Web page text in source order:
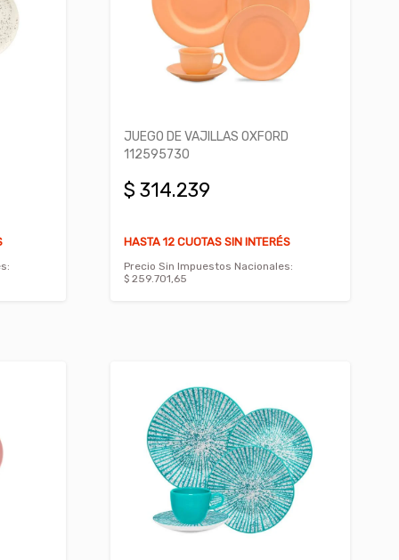
JUEGO DE VAJILLAS OXFORD
112595730
$ 314.239
HASTA 12 CUOTAS SIN INTERÉS
Precio Sin Impuestos Nacionales:
$ 259.701,65